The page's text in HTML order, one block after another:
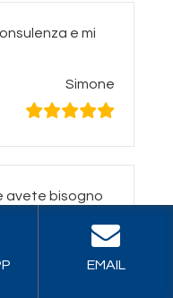
e mi
Simone
avete bisogno
loro.
Francesca
EMAIL